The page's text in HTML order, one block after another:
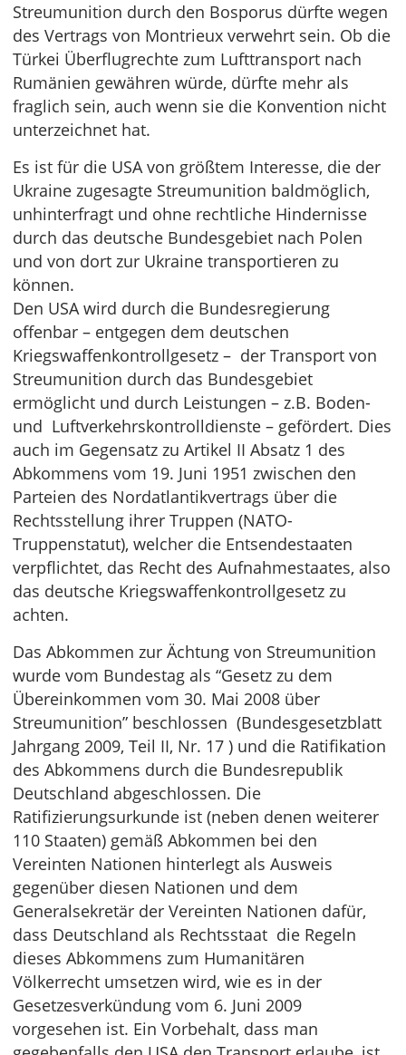
Streumunition durch den Bosporus dürfte wegen
des Vertrags von Montrieux verwehrt sein. Ob die
Türkei Überflugrechte zum Lufttransport nach
Rumänien gewähren würde, dürfte mehr als
fraglich sein, auch wenn sie die Konvention nicht
unterzeichnet hat.
Es ist für die USA von größtem Interesse, die der
Ukraine zugesagte Streumunition baldmöglich,
unhinterfragt und ohne rechtliche Hindernisse
durch das deutsche Bundesgebiet nach Polen
und von dort zur Ukraine transportieren zu
können.
Den USA wird durch die Bundesregierung
offenbar – entgegen dem deutschen
Kriegswaffenkontrollgesetz – der Transport von
Streumunition durch das Bundesgebiet
ermöglicht und durch Leistungen – z.B. Boden-
und Luftverkehrskontrolldienste – gefördert. Dies
auch im Gegensatz zu Artikel II Absatz 1 des
Abkommens vom 19. Juni 1951 zwischen den
Parteien des Nordatlantikvertrags über die
Rechtsstellung ihrer Truppen (NATO-
Truppenstatut), welcher die Entsendestaaten
verpflichtet, das Recht des Aufnahmestaates, also
das deutsche Kriegswaffenkontrollgesetz zu
achten.
Das Abkommen zur Ächtung von Streumunition
wurde vom Bundestag als “Gesetz zu dem
Übereinkommen vom 30. Mai 2008 über
Streumunition” beschlossen (Bundesgesetzblatt
Jahrgang 2009, Teil II, Nr. 17 ) und die Ratifikation
des Abkommens durch die Bundesrepublik
Deutschland abgeschlossen. Die
Ratifizierungsurkunde ist (neben denen weiterer
110 Staaten) gemäß Abkommen bei den
Vereinten Nationen hinterlegt als Ausweis
gegenüber diesen Nationen und dem
Generalsekretär der Vereinten Nationen dafür,
dass Deutschland als Rechtsstaat die Regeln
dieses Abkommens zum Humanitären
Völkerrecht umsetzen wird, wie es in der
Gesetzesverkündung vom 6. Juni 2009
vorgesehen ist. Ein Vorbehalt, dass man